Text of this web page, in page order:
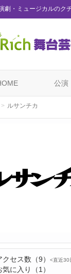
劇・ミュージカルのク
公演
ルサンチカ
クセス数 （9） <直近30
気に入り （1）